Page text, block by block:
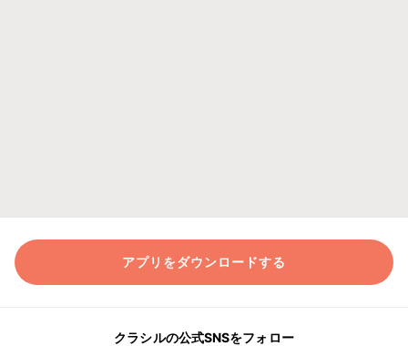
アプリをダウンロードする
クラシルの公式SNSをフォロー